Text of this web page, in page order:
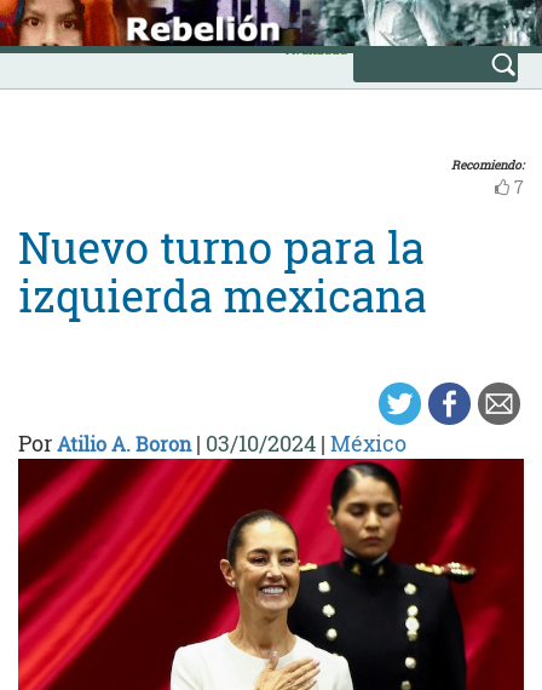
Skip
to
content
INICIO
Avanzada
Recomiendo:
7
Nuevo turno para la
izquierda mexicana
PorAtilio A. Boron| 03/10/2024 | México